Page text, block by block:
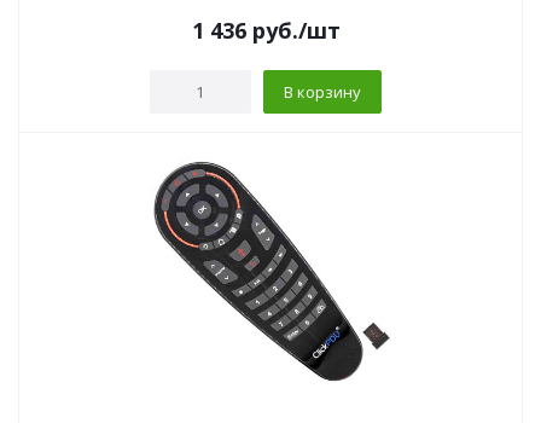
1 436 руб./шт
В корзину